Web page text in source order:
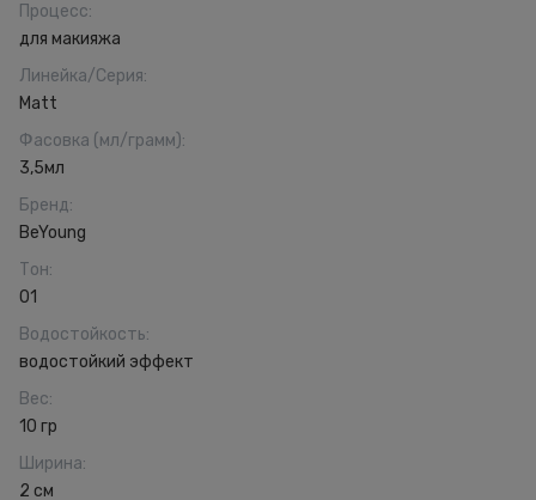
Процесс:
для макияжа
Линейка/Серия:
Matt
Фасовка (мл/грамм):
3,5мл
Бренд:
BeYoung
Тон:
01
Водостойкость:
водостойкий эффект
Вес:
10 гр
Ширина:
2 см